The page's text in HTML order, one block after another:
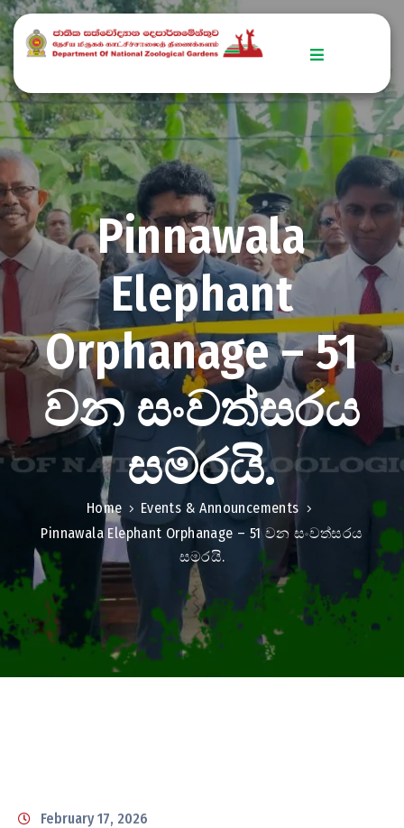
Home
Explore
Zoo
Stories
Get
Involved
Downloads
Conservation
Efforts
Contact
Pinnawala
Elephant
Orphanage – 51
වන සංවත්සරය
සමරයි.
Home
Events & Announcements
Pinnawala Elephant Orphanage – 51 වන සංවත්සරය
සමරයි.
February 17, 2026